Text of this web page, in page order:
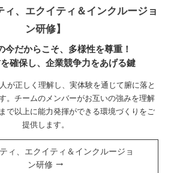
ィ、エクイティ＆インクルージョ
ン研修】
今だからこそ、多様性を尊重！
確保し、企業競争力をあげる鍵
が正しく理解し、実体験を通じて腑に落と
。チームのメンバーがお互いの強みを理解
で以上に能力発揮ができる環境づくりをご
提供します。
ィ、エクイティ＆インクルージョ
ン研修